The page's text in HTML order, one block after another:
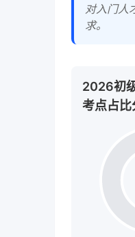
对入门人
求。
2026初
考点占比